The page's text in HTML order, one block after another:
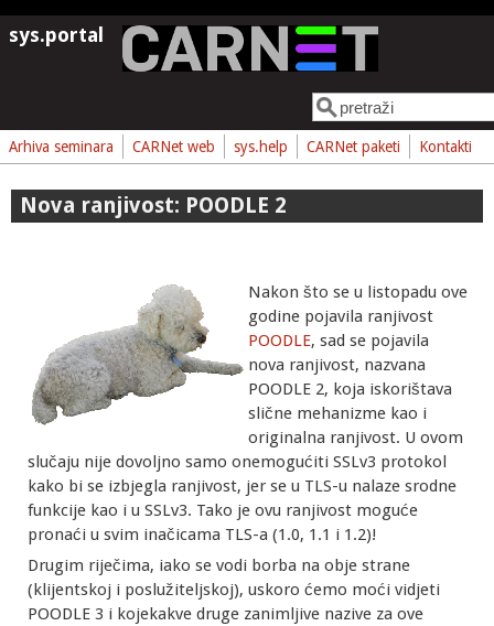
Skoči na glavni sadržaj
sys.portal
Obrazac pretrage
Pretraga
Arhiva seminara CARNet web sys.help CARNet paketi Kontakti
Nova ranjivost: POODLE 2
Nakon što se u listopadu ove
godine pojavila ranjivost
POODLE, sad se pojavila
nova ranjivost, nazvana
POODLE 2, koja iskorištava
slične mehanizme kao i
originalna ranjivost. U ovom
slučaju nije dovoljno samo onemogućiti SSLv3 protokol
kako bi se izbjegla ranjivost, jer se u TLS-u nalaze srodne
funkcije kao i u SSLv3. Tako je ovu ranjivost moguće
pronaći u svim inačicama TLS-a (1.0, 1.1 i 1.2)!
Drugim riječima, iako se vodi borba na obje strane
(klijentskoj i poslužiteljskoj), uskoro ćemo moći vidjeti
POODLE 3 i kojekakve druge zanimljive nazive za ove